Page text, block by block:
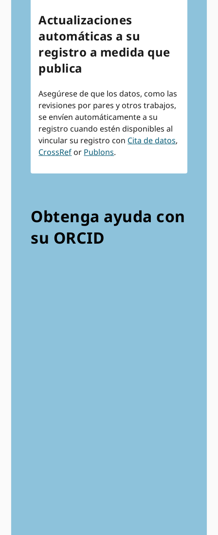
Actualizaciones
automáticas a su
registro a medida que
publica
Asegúrese de que los datos, como las
revisiones por pares y otros trabajos,
se envíen automáticamente a su
registro cuando estén disponibles al
vincular su registro con Cita de datos,
CrossRef or Publons.
Obtenga ayuda con
su ORCID